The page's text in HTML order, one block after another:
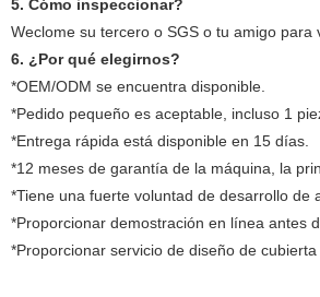
5. Cómo inspeccionar?
Weclome su tercero o SGS o tu amigo
6. ¿Por qué elegirnos?
*OEM/ODM se encuentra disponible.
*Pedido pequeño es aceptable, incluso 1
*Entrega rápida está disponible en 15 días.
*12 meses de garantía de la máquina, la
*Tiene una fuerte voluntad de desarrollo
*Proporcionar demostración en línea antes
*Proporcionar servicio de diseño de